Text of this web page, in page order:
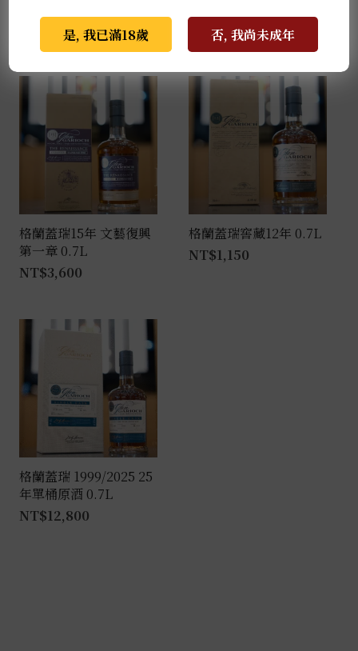
0.7L
NT$940
格蘭蓋瑞15年 文藝復興
第一章 0.7L
NT$3,600
格蘭蓋瑞窖藏12年 0.7L
NT$1,150
格蘭蓋瑞 1999/2025 25
年單桶原酒 0.7L
NT$12,800
是, 我已滿18歲 否, 我尚未成年